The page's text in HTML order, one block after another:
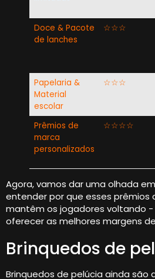
Doce & Pacote
de lanches
☆☆☆
Papelaria &
Material
escolar
☆☆☆
Prêmios de
marca
personalizados
☆☆☆☆
Agora, vamos dar uma olhada
entender por que esses prêmios
mantêm os jogadores voltando
oferecer as melhores margens
Brinquedos de
Brinquedos de pelúcia ainda são